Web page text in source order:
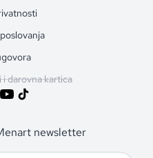
darovna kartica
newsletter